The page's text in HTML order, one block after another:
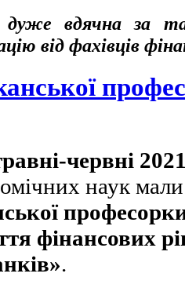
дуже вдячна за
від фахівців
червні
наук
фінансових
.